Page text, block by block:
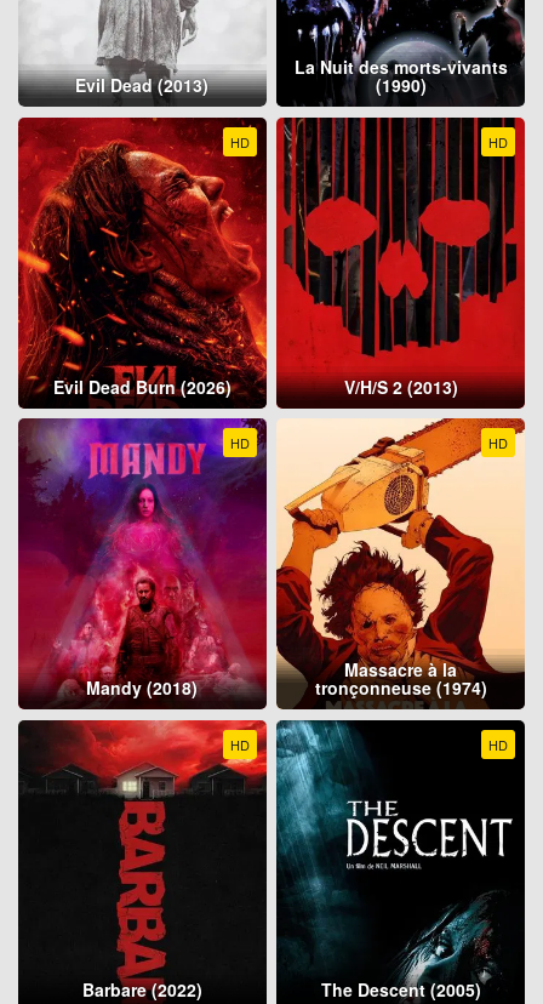
Evil Dead (2013)
La Nuit des morts-vivants
(1990)
HD
Evil Dead Burn (2026)
HD
V/H/S 2 (2013)
HD
Mandy (2018)
HD
Massacre à la
tronçonneuse (1974)
HD
Barbare (2022)
HD
The Descent (2005)